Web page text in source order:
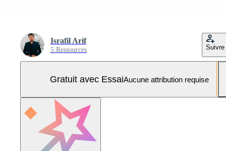
Israfil Arif
5 Ressources Suivre
Gratuit avec EssaiAucune attribution requise